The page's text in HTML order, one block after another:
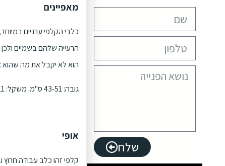
שלח
מאפיינים
כלבי הקלפי ערניים
הרעייה שלהם בשמיים ולכן
הוא לא יקבל את מה שהוא
גובה: 43-51 ס"מ. משקל: 14-21 קילו. תוחלת חיים: 10-15 שנים.
אופי
קלפי זהו כלב עבודה חרוץ